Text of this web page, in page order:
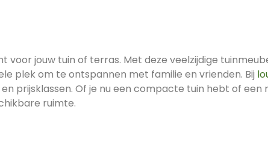
jouw tuin of terras. Met deze veelzijdige
plek om te ontspannen met familie en vrienden. Bij
prijsklassen. Of je nu een compacte tuin hebt of een
ruimte.